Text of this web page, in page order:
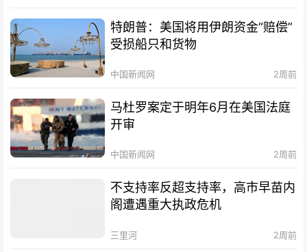
特朗普：美国将用伊朗资金“赔偿”
受损船只和货物
中国新闻网 2周前
马杜罗案定于明年6月在美国法庭
开审
中国新闻网 2周前
不支持率反超支持率，高市早苗内
阁遭遇重大执政危机
三里河 2周前